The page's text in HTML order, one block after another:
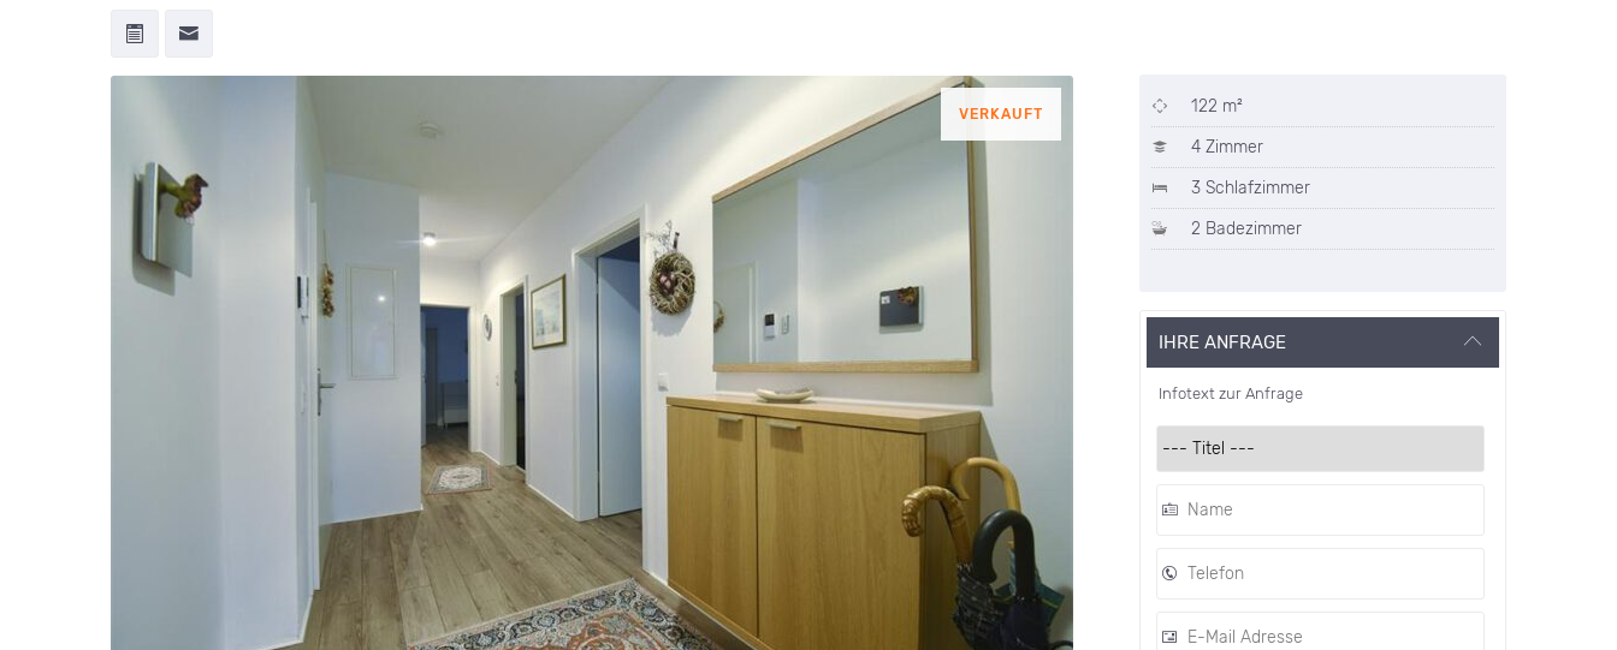
VERKAUFT
122 m²
4 Zimmer
3 Schlafzimmer
2 Badezimmer
IHRE ANFRAGE
Infotext zur Anfrage